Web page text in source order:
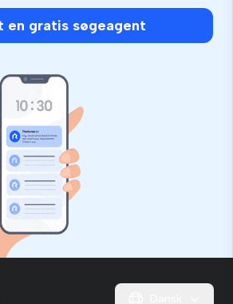
en gratis søgeagent